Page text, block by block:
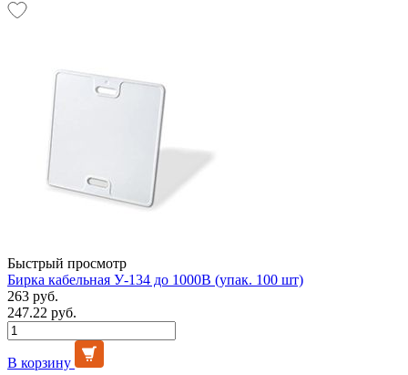
Быстрый просмотр
Бирка кабельная У-134 до 1000В (упак. 100 шт)
263 руб.
247.22 руб.
В корзину